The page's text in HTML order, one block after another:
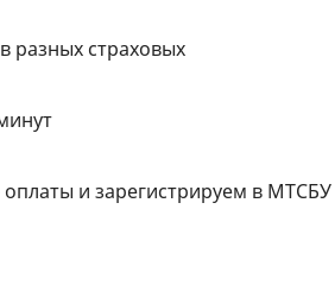
разных страховых
и зарегистрируем в МТСБУ